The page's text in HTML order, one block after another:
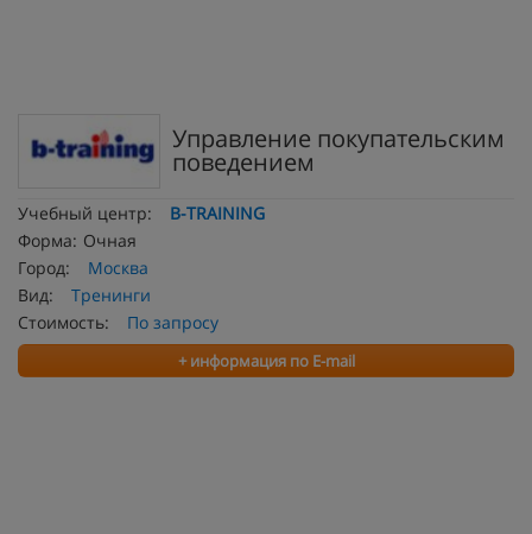
Управление покупательским
поведением
Учебный центр:
B-TRAINING
Форма: Очная
Город:
Москва
Вид:
Тренинги
Стоимость:
По запросу
+ информация по E-mail